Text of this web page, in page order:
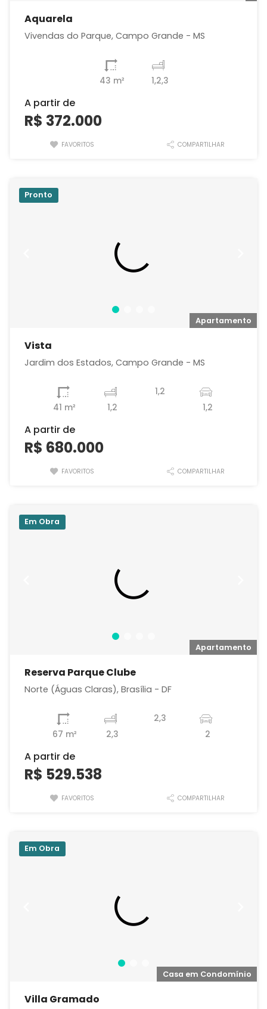
Aquarela
Vivendas do Parque, Campo Grande - MS
43 m² 1,2,3
A partir de
R$ 372.000
FAVORITOS COMPARTILHAR
Apartamento
Pronto
Vista
Jardim dos Estados, Campo Grande - MS
41 m² 1,2
1,2
1,2
A partir de
R$ 680.000
FAVORITOS COMPARTILHAR
Apartamento
Em Obra
Reserva Parque Clube
Norte (Águas Claras), Brasília - DF
67 m² 2,3
2,3
2
A partir de
R$ 529.538
FAVORITOS COMPARTILHAR
Casa em Condomínio
Em Obra
Villa Gramado